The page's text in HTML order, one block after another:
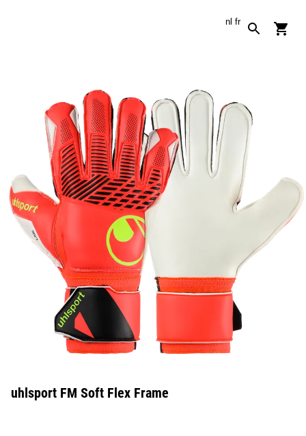
nl fr
uhlsport FM Soft Flex Frame